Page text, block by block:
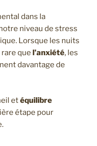
dans la
niveau de stress
Lorsque les nuits
que l’anxiété, les
davantage de
etéquilibre
étape pour